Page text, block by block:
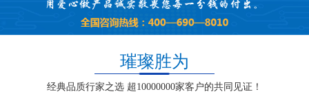
璀璨胜为
经典品质行家之选 超10000000家客户的共同见证！